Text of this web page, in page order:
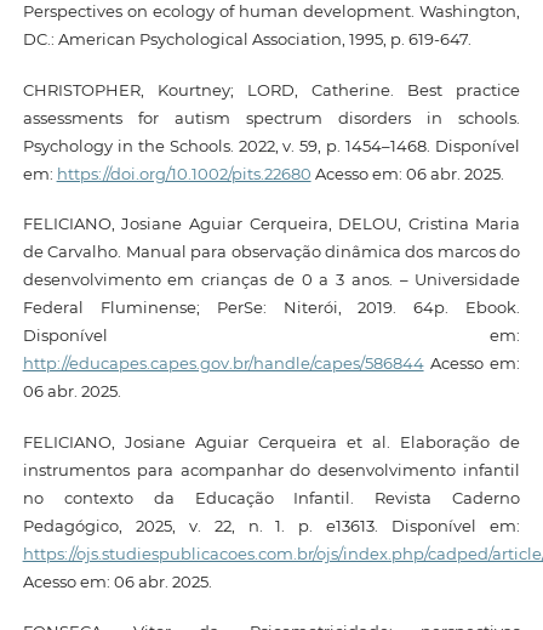
Perspectives on ecology of human development. Washington,
DC.: American Psychological Association, 1995, p. 619-647.
CHRISTOPHER, Kourtney; LORD, Catherine. Best practice
assessments for autism spectrum disorders in schools.
Psychology in the Schools. 2022, v. 59, p. 1454–1468. Disponível
em: https://doi.org/10.1002/pits.22680 Acesso em: 06 abr. 2025.
FELICIANO, Josiane Aguiar Cerqueira, DELOU, Cristina Maria
de Carvalho. Manual para observação dinâmica dos marcos do
desenvolvimento em crianças de 0 a 3 anos. – Universidade
Federal Fluminense; PerSe: Niterói, 2019. 64p. Ebook.
Disponível em:
http://educapes.capes.gov.br/handle/capes/586844Acesso em:
06 abr. 2025.
FELICIANO, Josiane Aguiar Cerqueira et al. Elaboração de
instrumentos para acompanhar do desenvolvimento infantil
no contexto da Educação Infantil. Revista Caderno
Pedagógico, 2025, v. 22, n. 1. p. e13613. Disponível em:
https://ojs.studiespublicacoes.com.br/ojs/index.php/cadped/article/
Acesso em: 06 abr. 2025.